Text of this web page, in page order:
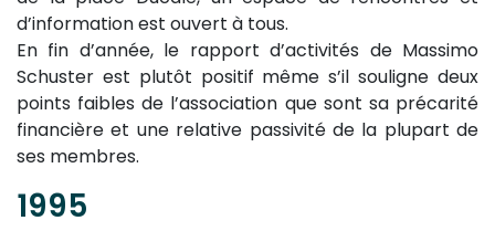
d’information est ouvert à tous.
En fin d’année, le rapport d’activités de Massimo
Schuster est plutôt positif même s’il souligne deux
points faibles de l’association que sont sa précarité
financière et une relative passivité de la plupart de
ses membres.
1995